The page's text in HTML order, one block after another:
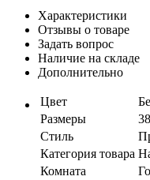
Характеристики
Отзывы о товаре
Задать вопрос
Наличие на складе
Дополнительно
Цвет
Размеры
Стиль
Категория товара
Комната